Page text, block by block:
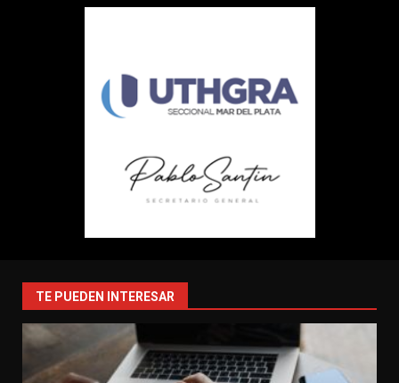
TE PUEDEN INTERESAR